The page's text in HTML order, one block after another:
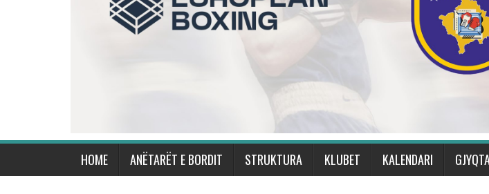
HOME ANËTARËT E BORDIT STRUKTURA KLUBET KALENDARI